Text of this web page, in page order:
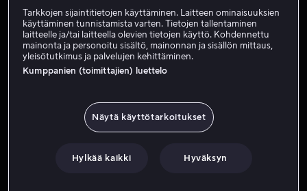
Tarkkojen sijaintitietojen käyttäminen. Laitteen ominaisuuksien
käyttäminen tunnistamista varten. Tietojen tallentaminen
laitteelle ja/tai laitteella olevien tietojen käyttö. Kohdennettu
mainonta ja personoitu sisältö, mainonnan ja sisällön mittaus,
yleisötutkimus ja palvelujen kehittäminen.
Kumppanien (toimittajien) luettelo
Näytä käyttötarkoitukset
Hylkää kaikki Hyväksyn